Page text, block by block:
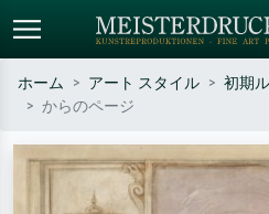
作家名・作品名・スタイルで検索
– 例：モネ、星月夜、印象派、北
斎の波、ヌード。
ホーム アート スタイル 初期
からのページ